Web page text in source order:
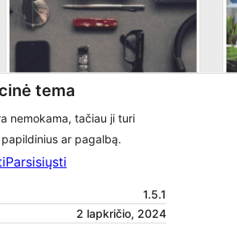
tema
nemokama, tačiau ji turi
ar pagalbą.
Parsisiųsti
1.5.1
2 lapkričio, 2024